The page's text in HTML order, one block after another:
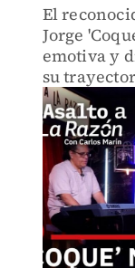
El
Jorge
emotiva y
su
constantes
del
musical de